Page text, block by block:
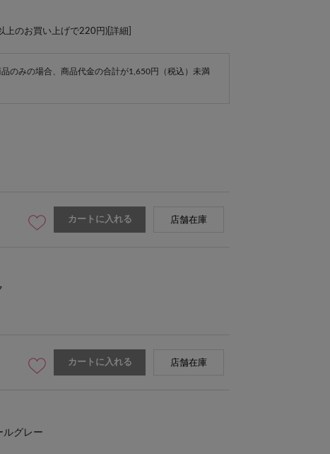
上のお買い上げで220円)[ 詳細
のみの場合、商品代金の合計が1,650円（税込）未満
カートに入れる 店舗在庫
カートに入れる 店舗在庫
ルグレー